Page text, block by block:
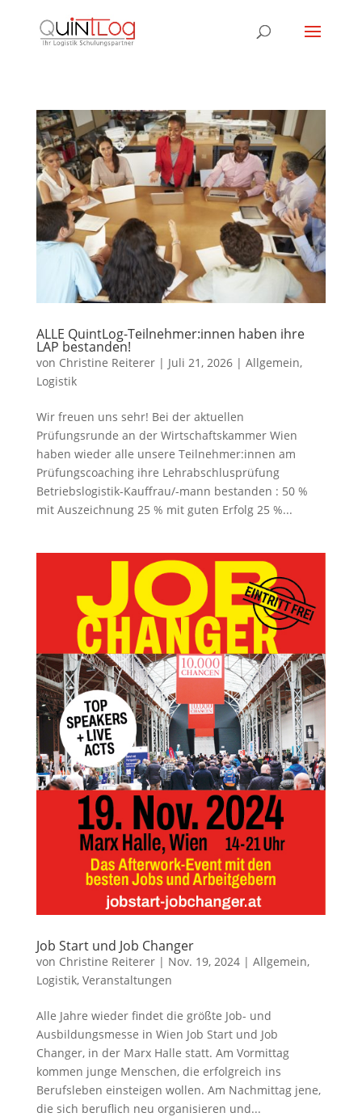
ALLE QuintLog-Teilnehmer:innen haben ihre
LAP bestanden!
von Christine Reiterer| Juli 21, 2026| Allgemein,
Logistik
Wir freuen uns sehr! Bei der aktuellen
Prüfungsrunde an der Wirtschaftskammer Wien
haben wieder alle unsere Teilnehmer:innen am
Prüfungscoaching ihre Lehrabschlusprüfung
Betriebslogistik-Kauffrau/-mann bestanden : 50 %
mit Auszeichnung 25 % mit guten Erfolg 25 %...
Job Start und Job Changer
von Christine Reiterer| Nov. 19, 2024| Allgemein,
Logistik, Veranstaltungen
Alle Jahre wieder findet die größte Job- und
Ausbildungsmesse in Wien Job Start und Job
Changer, in der Marx Halle statt. Am Vormittag
kommen junge Menschen, die erfolgreich ins
Berufsleben einsteigen wollen. Am Nachmittag jene,
die sich beruflich neu organisieren und...